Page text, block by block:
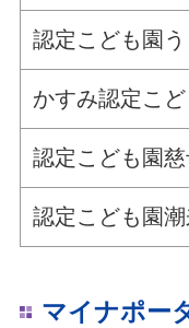
認定こども園
かすみ認定こど
認定こども園慈
認定こども園
マイナポー